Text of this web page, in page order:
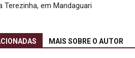
Terezinha, em Mandaguari
MAIS SOBRE O AUTOR